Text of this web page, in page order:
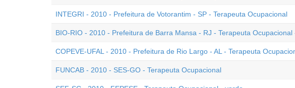
INTEGRI - 2010 - Prefeitura de Votorantim - SP - Terapeuta Ocupacional
BIO-RIO - 2010 - Prefeitura de Barra Mansa - RJ - Terapeuta Ocupacional
COPEVE-UFAL - 2010 - Prefeitura de Rio Largo - AL - Terapeuta
FUNCAB - 2010 - SES-GO - Terapeuta Ocupacional